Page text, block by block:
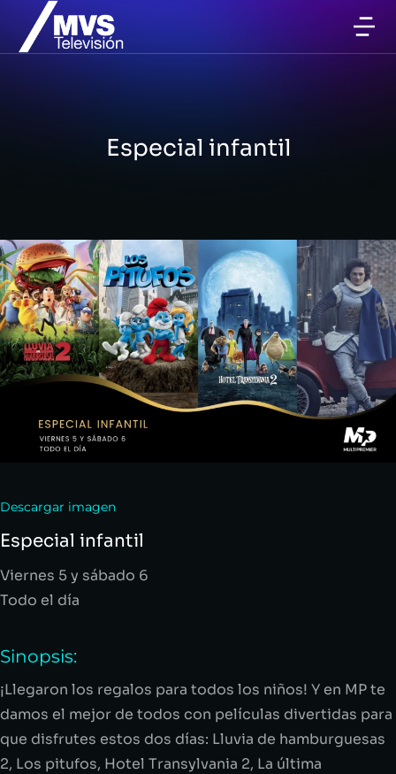
Especial infantil
Descargar imagen
Especial infantil
Viernes 5y sábado 6
Todo el día
Sinopsis:
¡Llegaron los regalos para todos los niños! Y en MP te
damos el mejor de todos con películas divertidas para
que disfrutes estos dos días: Lluvia de hamburguesas
2, Los pitufos, Hotel Transylvania 2, La última